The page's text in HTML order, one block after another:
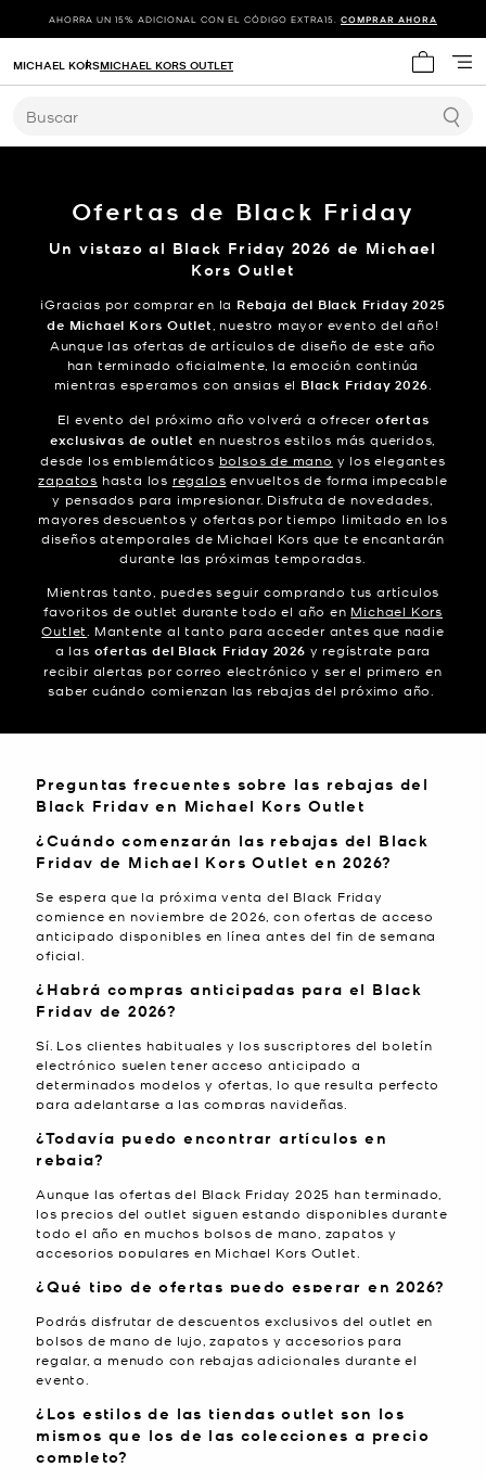
AHORRA UN 15% ADICIONAL CON EL CÓDIGO EXTRA15. COMPRAR AHORA
Mi
MICHAEL KORSMICHAEL KORS OUTLET
Buscar
Ofertas de Black Friday
Un vistazo al Black Friday 2026 de Michael
Kors Outlet
¡Gracias por comprar en la Rebaja del Black Friday 2025
de Michael Kors Outlet , nuestro mayor evento del año!
Aunque las ofertas de artículos de diseño de este año
han terminado oficialmente, la emoción continúa
mientras esperamos con ansias el Black Friday 2026
El evento del próximo año volverá a ofrecer ofertas
exclusivas de outlet en nuestros estilos más queridos,
desde los emblemáticos bolsos de mano y los elegantes
zapatos hasta los regalos envueltos de forma impecable
y pensados para impresionar. Disfruta de novedades,
mayores descuentos y ofertas por tiempo limitado en los
diseños atemporales de Michael Kors que te encantarán
durante las próximas temporadas.
Mientras tanto, puedes seguir comprando tus artículos
favoritos de outlet durante todo el año en Michael Kors
Outlet
. Mantente al tanto para acceder antes que nadie
a las ofertas del Black Friday 2026 y regístrate para
recibir alertas por correo electrónico y ser el primero en
saber cuándo comienzan las rebajas del próximo año.
Preguntas frecuentes sobre las rebajas del
Black Friday en Michael Kors Outlet
¿Cuándo comenzarán las rebajas del Black
Friday de Michael Kors Outlet en 2026?
Se espera que la próxima venta del Black Friday
comience en noviembre de 2026, con ofertas de acceso
anticipado disponibles en línea antes del fin de semana
oficial.
¿Habrá compras anticipadas para el Black
Friday de 2026?
Sí. Los clientes habituales y los suscriptores del boletín
electrónico suelen tener acceso anticipado a
determinados modelos y ofertas, lo que resulta perfecto
para adelantarse a las compras navideñas.
¿Todavía puedo encontrar artículos en
rebaja?
Aunque las ofertas del Black Friday 2025 han terminado,
los precios del outlet siguen estando disponibles durante
todo el año en muchos bolsos de mano, zapatos y
accesorios populares en Michael Kors Outlet
¿Qué tipo de ofertas puedo esperar en 2026?
Podrás disfrutar de descuentos exclusivos del outlet en
bolsos de mano de lujo, zapatos y accesorios para
regalar, a menudo con rebajas adicionales durante el
evento.
¿Los estilos de las tiendas outlet son los
mismos que los de las colecciones a precio
completo?